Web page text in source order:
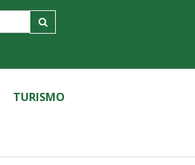
TURISMO